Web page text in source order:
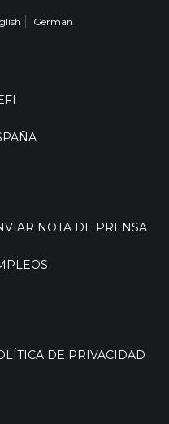
German
NOTA DE PRENSA
DE PRIVACIDAD